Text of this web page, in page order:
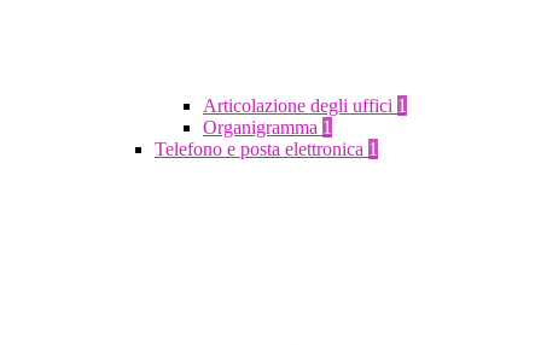
Articolazione degli uffici 1
Organigramma 1
Telefono e posta elettronica 1